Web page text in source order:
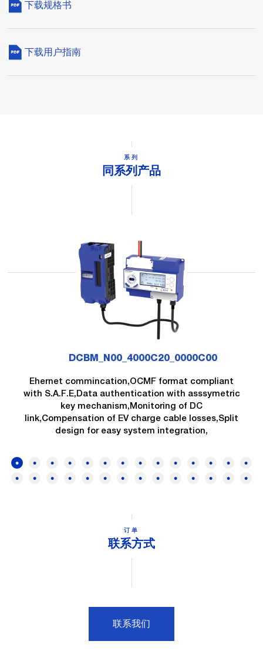
下载规格书
下载用户指南
系列
同系列产品
DCBM_N00_4000C20_0000C00
Ehernet commincation,OCMF format compliant
with S.A.F.E,Data authentication with asssymetric
key mechanism,Monitoring of DC
link,Compensation of EV charge cable losses,Split
design for easy system integration,
订单
联系方式
联系我们